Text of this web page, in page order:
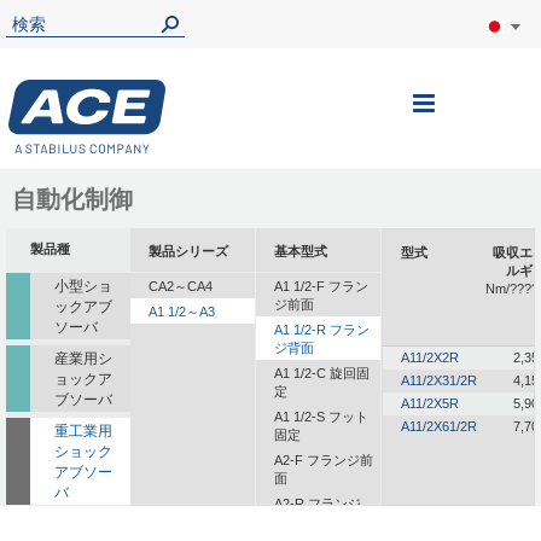
ナ
自動化制御
製品種
小型ショ
ックアブ
ソーバ
産業用シ
ョックア
ブソーバ
重工業用
ショック
アブソー
バ
製品シリーズ
CA2～CA4
A1 1/2～A3
基本型式
A1 1/2-F フラン
ジ前面
A1 1/2-R フラン
ジ背面
A1 1/2-C 旋回固
定
A1 1/2-S フット
固定
A2-F フランジ前
面
A2-R フランジ
型式
吸収エ
ルギ
Nm/
A11/2X2R
A11/2X31/2R
A11/2X5R
A11/2X61/2R